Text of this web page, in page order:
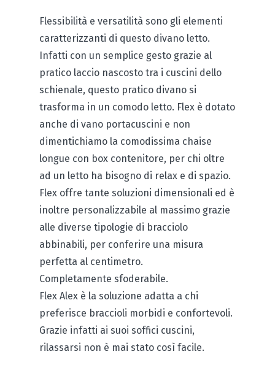
Flessibilità e versatilità sono gli elementi
caratterizzanti di questo divano letto.
Infatti con un semplice gesto grazie al
pratico laccio nascosto tra i cuscini dello
schienale, questo pratico divano si
trasforma in un comodo letto. Flex è dotato
anche di vano portacuscini e non
dimentichiamo la comodissima chaise
longue con box contenitore, per chi oltre
ad un letto ha bisogno di relax e di spazio.
Flex offre tante soluzioni dimensionali ed è
inoltre personalizzabile al massimo grazie
alle diverse tipologie di bracciolo
abbinabili, per conferire una misura
perfetta al centimetro.
Completamente sfoderabile.
Flex Alex è la soluzione adatta a chi
preferisce braccioli morbidi e confortevoli.
Grazie infatti ai suoi soffici cuscini,
rilassarsi non è mai stato così facile.